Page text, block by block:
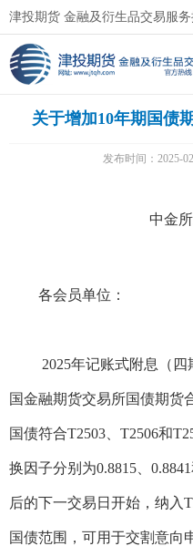
津投期货 金融及衍生品交易服
关于增加10年期国债
发布时间：2025-
中金
各会员单位：
2025年记账式附息（四
国金融期货交易所国债期货
国债符合T2503、T2506和
换因子分别为0.8815、
后的下一交易日开始，纳入
国债范围，可用于交割意向